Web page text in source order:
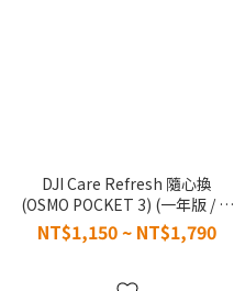
DJI Care Refresh 隨心換
(OSMO POCKET 3) (一年版 / 兩
年版)
NT$1,150 ~ NT$1,790